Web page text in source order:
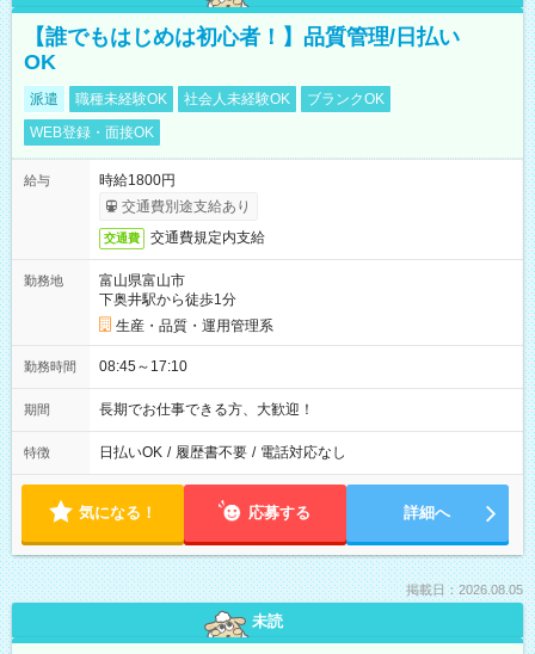
【誰でもはじめは初心者！】品質管理/日払い
OK
派遣 職種未経験OK 社会人未経験OK
ブランクOK
WEB登録・面接OK
給与
時給1800円
交通費別途支給あり
交通費 交通費規定内支給
勤務地
富山県富山市
下奥井駅から徒歩1分
生産・品質・運用管理系
勤務時間 08:45～17:10
期間 長期でお仕事できる方、大歓迎！
特徴 日払いOK / 履歴書不要 / 電話対応なし
気になる！ 応募する 詳細へ
掲載日：2026.08.05
未読